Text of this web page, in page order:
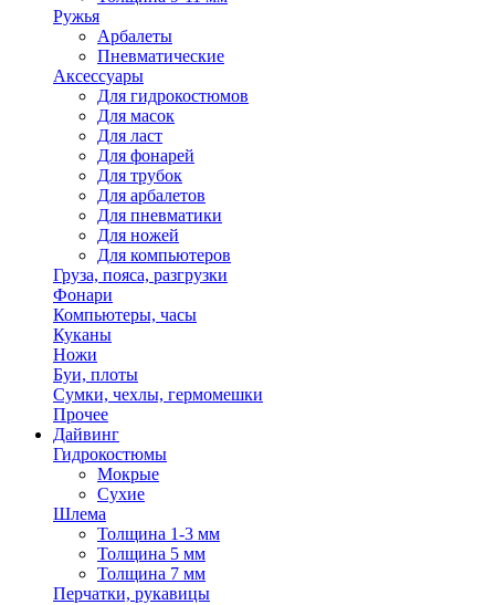
Ружья
Арбалеты
Пневматические
Аксессуары
Для гидрокостюмов
Для масок
Для ласт
Для фонарей
Для трубок
Для арбалетов
Для пневматики
Для ножей
Для компьютеров
Груза, пояса, разгрузки
Фонари
Компьютеры, часы
Куканы
Ножи
Буи, плоты
Сумки, чехлы, гермомешки
Прочее
Дайвинг
Гидрокостюмы
Мокрые
Сухие
Шлема
Толщина 1-3 мм
Толщина 5 мм
Толщина 7 мм
Перчатки, рукавицы